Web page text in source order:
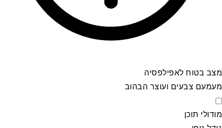
מצב בטוח לאפילפסיה
מעמעם צבעים ועוצר הבהוב
מצב בטוח לאפילפסיה
מודולי תוכן